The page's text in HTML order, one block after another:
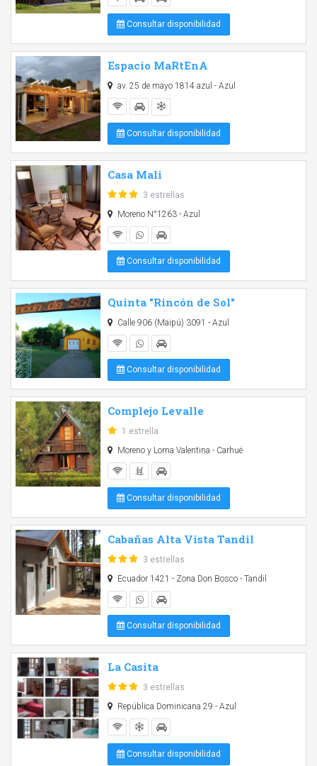
Consultar disponibilidad
Espacio MaRtEnA
av. 25 de mayo 1814 azul - Azul
Consultar disponibilidad
Casa Mali
3 estrellas
Moreno N°1263 - Azul
Consultar disponibilidad
Quinta "Rincón de Sol"
Calle 906 (Maipú) 3091 - Azul
Consultar disponibilidad
Complejo Levalle
1 estrella
Moreno y Loma Valentina - Carhué
Consultar disponibilidad
Cabañas Alta Vista Tandil
3 estrellas
Ecuador 1421 - Zona Don Bosco - Tandil
Consultar disponibilidad
La Casita
3 estrellas
República Dominicana 29 - Azul
Consultar disponibilidad